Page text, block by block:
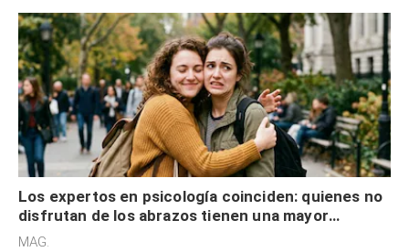
Los expertos en psicología coinciden: quienes no
disfrutan de los abrazos tienen una mayor
sensibilidad a los estímulos físicos y no es por
MAG.